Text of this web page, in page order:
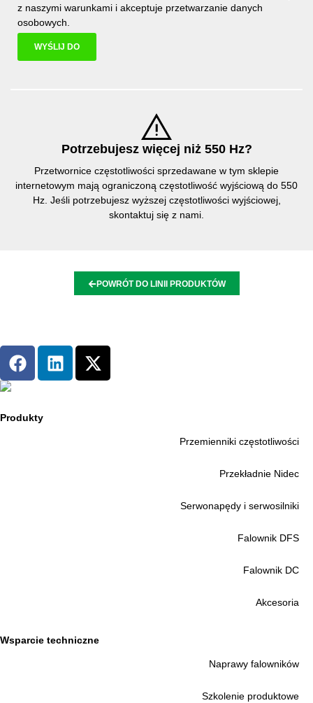
z naszymi warunkami i akceptuje przetwarzanie danych
osobowych.
WYŚLIJ DO
Potrzebujesz więcej niż 550 Hz?
Przetwornice częstotliwości sprzedawane w tym sklepie
internetowym mają ograniczoną częstotliwość wyjściową do 550
Hz. Jeśli potrzebujesz wyższej częstotliwości wyjściowej,
skontaktuj się z nami.
POWRÓT DO LINII PRODUKTÓW
Produkty
Przemienniki częstotliwości
Przekładnie Nidec
Serwonapędy i serwosilniki
Falownik DFS
Falownik DC
Akcesoria
Wsparcie techniczne
Naprawy falowników
Szkolenie produktowe